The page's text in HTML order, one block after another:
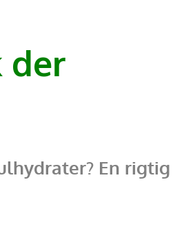
der
En rigtig